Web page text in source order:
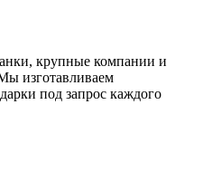
крупные компании и
изготавливаем
под запрос каждого